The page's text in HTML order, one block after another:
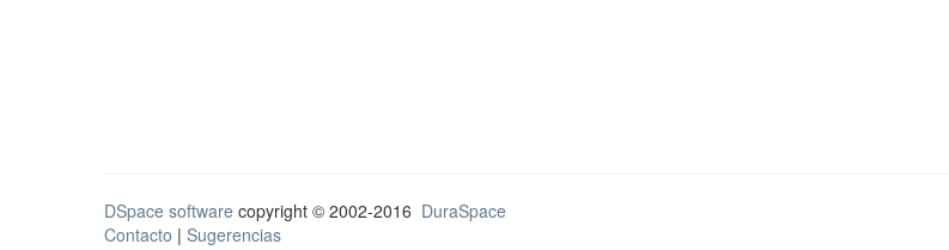
DSpace software copyright © 2002-2016 DuraSpace
Contacto | Sugerencias